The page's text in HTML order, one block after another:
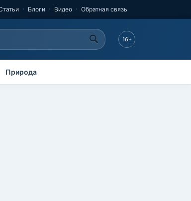
Блоги Видео Обратная связь
16+
Природа